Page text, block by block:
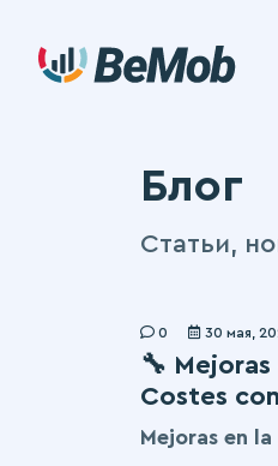
Блог
Статьи,
0 30 мая,
🔧
Costes
Mejoras en